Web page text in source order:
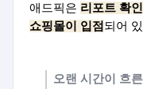
애드픽은 리포트 확
쇼핑몰이 입점되어
오랜 시간이 흐